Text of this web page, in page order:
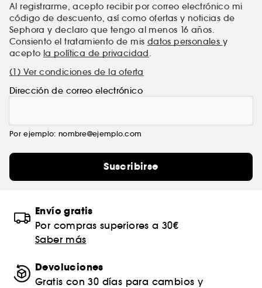
Al registrarme, acepto recibir por correo electrónico mi
código de descuento, así como ofertas y noticias de
Sephora y declaro que tengo al menos 16 años.
Consiento el tratamiento de mis datos personales y
acepto la política de privacidad.
(1) Ver condiciones de la oferta
Dirección de correo electrónico
Por ejemplo: nombre@ejemplo.com
Suscribirse
Envío gratis
Por compras superiores a 30€
Saber más
Devoluciones
Gratis con 30 días para cambios y